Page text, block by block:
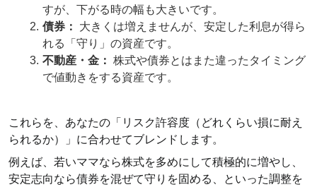
すが、下がる時の幅も大きいです。
債券：
大きくは増えませんが、安定した利息が得ら
れる「守り」の資産です。
不動産・金： 株式や債券とはまた違ったタイミング
で値動きをする資産です。
これらを、あなたの「リスク許容度（どれくらい損に耐え
られるか）」に合わせてブレンドします。
例えば、若いママなら株式を多めにして積極的に増やし、
安定志向なら債券を混ぜて守りを固める、といった調整を